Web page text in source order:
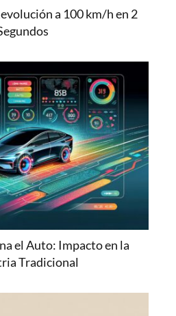
a 100 km/h en 2
el Auto: Impacto en la
Tradicional